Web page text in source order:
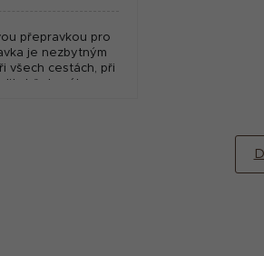
přepravkou pro
je nezbytným
všech cestách, při